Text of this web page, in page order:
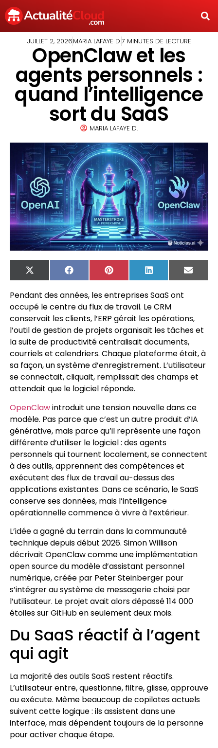
JUILLET 2, 2026MARIA LAFAYE D.7 MINUTES DE LECTURE
OpenClaw et les
agents personnels :
quand l’intelligence
sort du SaaS
MARIA LAFAYE D.
X
(Twitter)
FacebookPinterest LinkedIn
Email
Pendant des années, les entreprises SaaS ont
occupé le centre du flux de travail. Le CRM
conservait les clients, l’ERP gérait les opérations,
l’outil de gestion de projets organisait les tâches et
la suite de productivité centralisait documents,
courriels et calendriers. Chaque plateforme était, à
sa façon, un système d’enregistrement. L’utilisateur
se connectait, cliquait, remplissait des champs et
attendait que le logiciel réponde.
OpenClawintroduit une tension nouvelle dans ce
modèle. Pas parce que c’est un autre produit d’IA
générative, mais parce qu’il représente une façon
différente d’utiliser le logiciel : des agents
personnels qui tournent localement, se connectent
à des outils, apprennent des compétences et
exécutent des flux de travail au-dessus des
applications existantes. Dans ce scénario, le SaaS
conserve ses données, mais l’intelligence
opérationnelle commence à vivre à l’extérieur.
L’idée a gagné du terrain dans la communauté
technique depuis début 2026. Simon Willison
décrivait OpenClaw comme une implémentation
open source du modèle d’assistant personnel
numérique, créée par Peter Steinberger pour
s’intégrer au système de messagerie choisi par
l’utilisateur. Le projet avait alors dépassé 114 000
étoiles sur GitHub en seulement deux mois.
Du SaaS réactif à l’agent
qui agit
La majorité des outils SaaS restent réactifs.
L’utilisateur entre, questionne, filtre, glisse, approuve
ou exécute. Même beaucoup de copilotes actuels
suivent cette logique : ils assistent dans une
interface, mais dépendent toujours de la personne
pour activer chaque étape.